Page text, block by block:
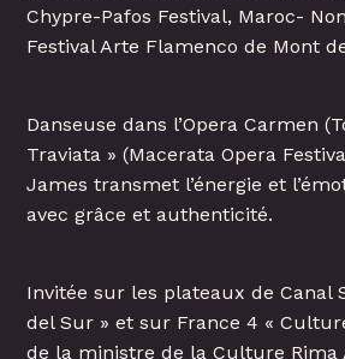
Chypre-Pafos Festival, Maroc-
Festival Arte Flamenco de Mont
Danseuse dans l’Opera Carmen
Traviata » (Macerata Opera
James transmet l’énergie et
avec grâce et authenticité.
Invitée sur les plateaux de Canal
del Sur » et sur France 4 «
de la ministre de la Culture Rima